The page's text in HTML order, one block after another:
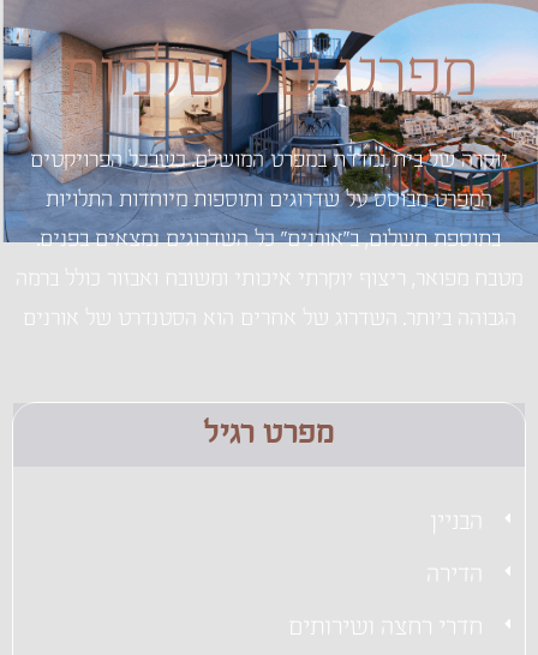
מפרט של שלמות
יוקרה של בית נמדדת במפרט המושלם. כשבכל הפרויקטים
המפרט מבוסס על שדרוגים ותוספות מיוחדות התלויות
בתוספת תשלום, ב"אורנים" כל השדרוגים נמצאים בפנים.
מטבח מפואר, ריצוף יוקרתי איכותי ומשובח ואבזור כולל ברמה
הגבוהה ביותר. השדרוג של אחרים הוא הסטנדרט של אורנים
מפרט רגיל
הבניין
הדירה
חדרי רחצה ושירותים